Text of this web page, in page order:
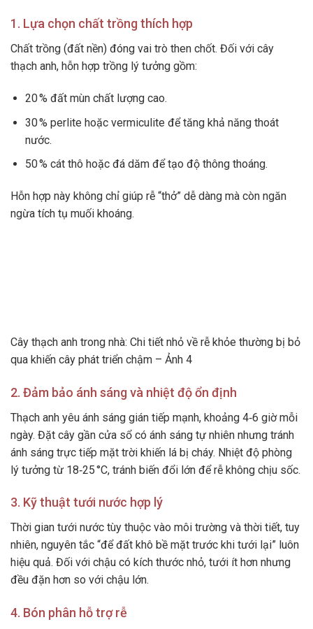
1. Lựa chọn chất trồng thích hợp
Chất trồng (đất nền) đóng vai trò then chốt. Đối với cây
thạch anh, hỗn hợp trồng lý tưởng gồm:
20 % đất mùn chất lượng cao.
30 % perlite hoặc vermiculite để tăng khả năng thoát
nước.
50 % cát thô hoặc đá dăm để tạo độ thông thoáng.
Hỗn hợp này không chỉ giúp rễ “thở” dễ dàng mà còn ngăn
ngừa tích tụ muối khoáng.
Cây thạch anh trong nhà: Chi tiết nhỏ về rễ khỏe thường bị bỏ
qua khiến cây phát triển chậm – Ảnh 4
2. Đảm bảo ánh sáng và nhiệt độ ổn định
Thạch anh yêu ánh sáng gián tiếp mạnh, khoảng 4‑6 giờ mỗi
ngày. Đặt cây gần cửa sổ có ánh sáng tự nhiên nhưng tránh
ánh sáng trực tiếp mặt trời khiến lá bị cháy. Nhiệt độ phòng
lý tưởng từ 18‑25 °C, tránh biến đổi lớn để rễ không chịu sốc.
3. Kỹ thuật tưới nước hợp lý
Thời gian tưới nước tùy thuộc vào môi trường và thời tiết, tuy
nhiên, nguyên tắc “để đất khô bề mặt trước khi tưới lại” luôn
hiệu quả. Đối với chậu có kích thước nhỏ, tưới ít hơn nhưng
đều đặn hơn so với chậu lớn.
4. Bón phân hỗ trợ rễ